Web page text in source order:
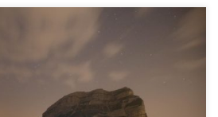
e-s a eu lieu le 17 septembre 2023.
adressé à Monsieur le Marquis